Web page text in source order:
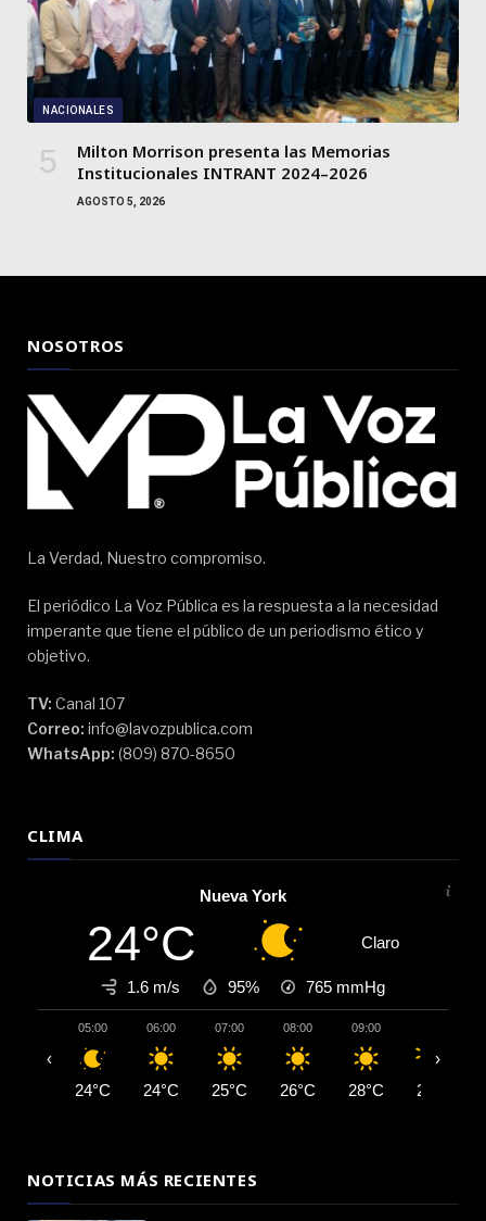
NACIONALES
Milton Morrison presenta las Memorias
Institucionales INTRANT 2024–2026
AGOSTO 5, 2026
NOSOTROS
La Verdad, Nuestro compromiso.
El periódico La Voz Pública es la respuesta a la necesidad
imperante que tiene el público de un periodismo ético y
objetivo.
TV: Canal 107
Correo: info@lavozpublica.com
WhatsApp: (809) 870-8650
CLIMA
Nueva York
24°C Claro
1.6 m/s 95% 765 mmHg
05:00
24°C
06:00
24°C
07:00
25°C
08:00
26°C
09:00
28°C 29°C
‹ ›
NOTICIAS MÁS RECIENTES